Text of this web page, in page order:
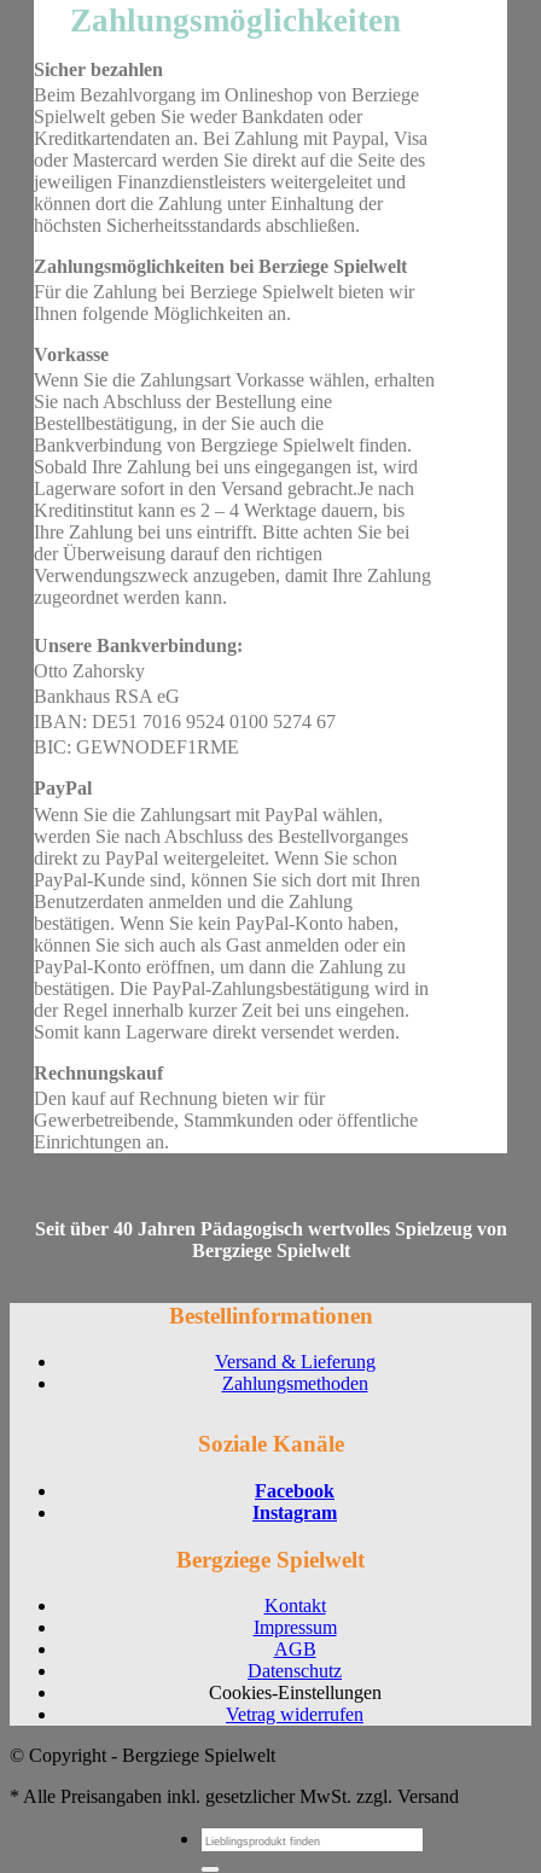
Zahlungsmöglichkeiten
Sicher bezahlen
Beim Bezahlvorgang im Onlineshop von Berziege
Spielwelt geben Sie weder Bankdaten oder
Kreditkartendaten an. Bei Zahlung mit Paypal, Visa
oder Mastercard werden Sie direkt auf die Seite des
jeweiligen Finanzdienstleisters weitergeleitet und
können dort die Zahlung unter Einhaltung der
höchsten Sicherheitsstandards abschließen.
Zahlungsmöglichkeiten bei Berziege Spielwelt
Für die Zahlung bei Berziege Spielwelt bieten wir
Ihnen folgende Möglichkeiten an.
Vorkasse
Wenn Sie die Zahlungsart Vorkasse wählen, erhalten
Sie nach Abschluss der Bestellung eine
Bestellbestätigung, in der Sie auch die
Bankverbindung von Bergziege Spielwelt finden.
Sobald Ihre Zahlung bei uns eingegangen ist, wird
Lagerware sofort in den Versand gebracht.Je nach
Kreditinstitut kann es 2 – 4 Werktage dauern, bis
Ihre Zahlung bei uns eintrifft. Bitte achten Sie bei
der Überweisung darauf den richtigen
Verwendungszweck anzugeben, damit Ihre Zahlung
zugeordnet werden kann.
Unsere Bankverbindung:
Otto Zahorsky
Bankhaus RSA eG
IBAN: DE51 7016 9524 0100 5274 67
BIC: GEWNODEF1RME
PayPal
Wenn Sie die Zahlungsart mit PayPal wählen,
werden Sie nach Abschluss des Bestellvorganges
direkt zu PayPal weitergeleitet. Wenn Sie schon
PayPal-Kunde sind, können Sie sich dort mit Ihren
Benutzerdaten anmelden und die Zahlung
bestätigen. Wenn Sie kein PayPal-Konto haben,
können Sie sich auch als Gast anmelden oder ein
PayPal-Konto eröffnen, um dann die Zahlung zu
bestätigen. Die PayPal-Zahlungsbestätigung wird in
der Regel innerhalb kurzer Zeit bei uns eingehen.
Somit kann Lagerware direkt versendet werden.
Rechnungskauf
Den kauf auf Rechnung bieten wir für
Gewerbetreibende, Stammkunden oder öffentliche
Einrichtungen an.
Seit über 40 Jahren Pädagogisch wertvolles Spielzeug von
Bergziege Spielwelt
Bestellinformationen
Versand & Lieferung
Zahlungsmethoden
Soziale Kanäle
Facebook
Instagram
Bergziege Spielwelt
Kontakt
Impressum
AGB
Datenschutz
Cookies-Einstellungen
Vetrag widerrufen
© Copyright - Bergziege Spielwelt
* Alle Preisangaben inkl. gesetzlicher MwSt. zzgl. Versand
Suchen